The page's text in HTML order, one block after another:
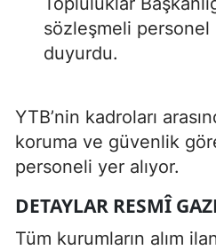
sözleşmeli personel
duyurdu.
YTB’nin kadroları
koruma ve güvenlik
personeli yer alıyor.
DETAYLAR RESMÎ
Tüm kurumların alım